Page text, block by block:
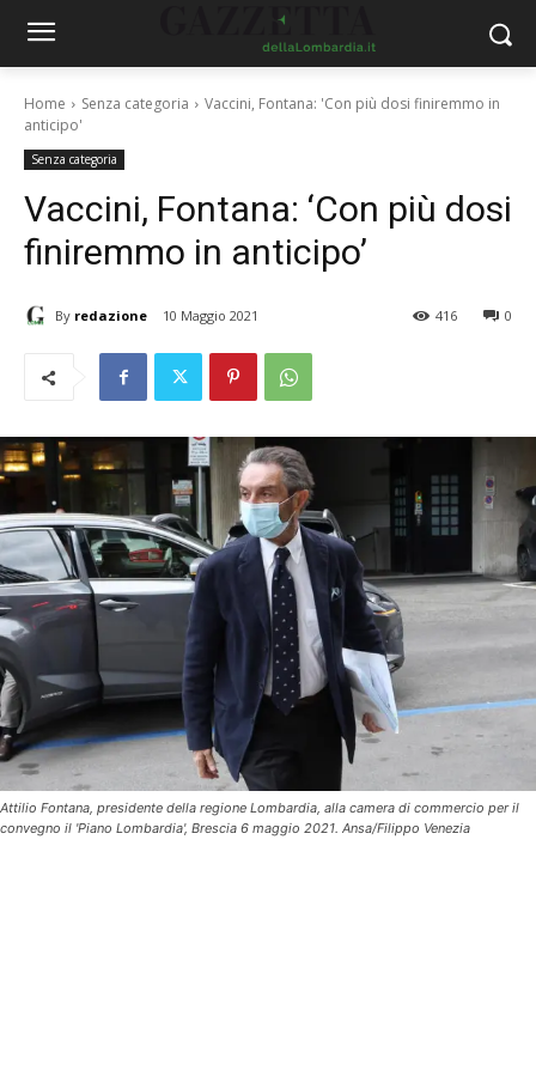
Home Senza categoria
Vaccini, Fontana: 'Con più dosi finiremmo in
anticipo'
Senza categoria
Vaccini, Fontana: ‘Con più dosi
finiremmo in anticipo’
By redazione 10 Maggio 2021 0
416
Attilio Fontana, presidente della regione Lombardia, alla camera di commercio per il
convegno il 'Piano Lombardia', Brescia 6 maggio 2021. Ansa/Filippo Venezia